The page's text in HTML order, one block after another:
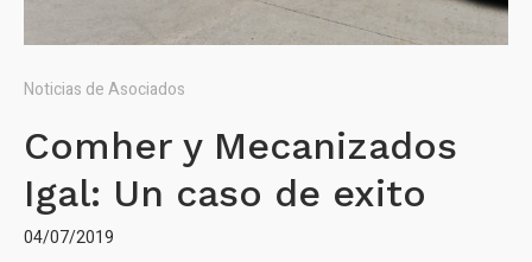
Noticias de Asociados
Comher y Mecanizados
Igal: Un caso de exito
04/07/2019